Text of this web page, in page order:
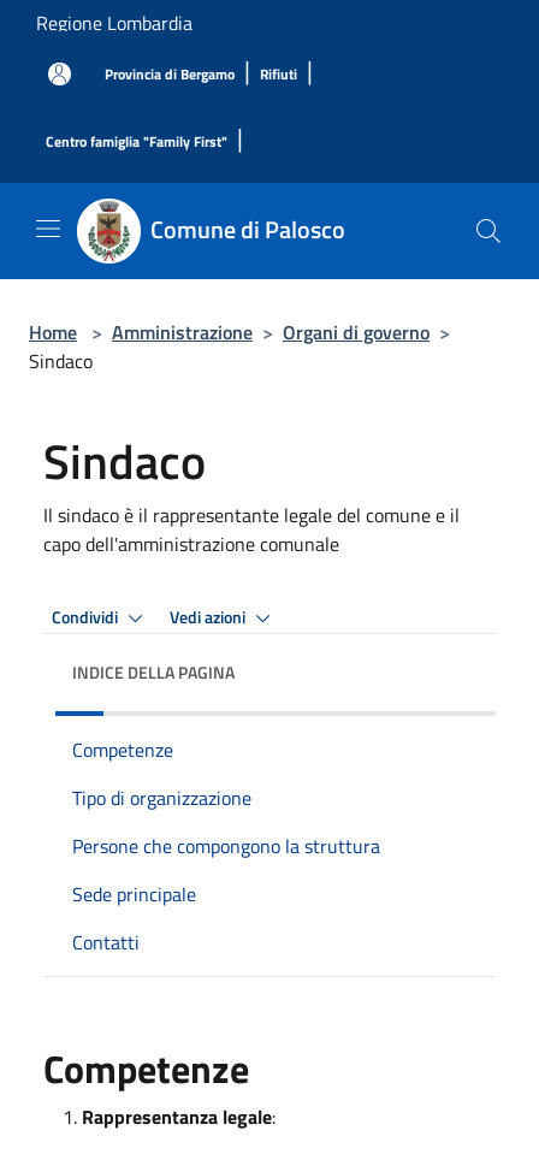
Salta al contenuto principale
Regione Lombardia
Provincia di Bergamo | Rifiuti |
Centro famiglia "Family First" |
Comune di Palosco
Home > Amministrazione > Organi di governo >
Sindaco
Sindaco
Il sindaco è il rappresentante legale del comune e il
capo dell'amministrazione comunale
Condividi Vedi azioni
INDICE DELLA PAGINA
Competenze
Tipo di organizzazione
Persone che compongono la struttura
Sede principale
Contatti
Competenze
Rappresentanza legale: